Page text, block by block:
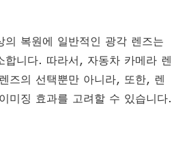
의 복원에 일반적인 광각 렌즈는
합니다. 따라서, 자동차 카메라 렌
즈의 선택뿐만 아니라, 또한, 렌
미징 효과를 고려할 수 있습니다.